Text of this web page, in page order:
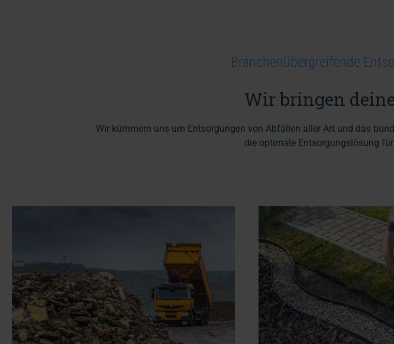
Branchenübergreifende
Wir bringen
Wir kümmern uns um Entsorgungen von Abfällen aller Art und das
die optimale Entsorgungslösung